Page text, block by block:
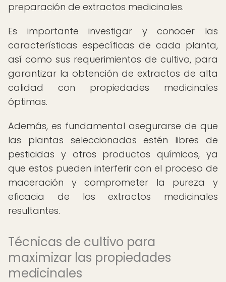
preparación de extractos medicinales.
Es importante investigar y conocer las
características específicas de cada planta,
así como sus requerimientos de cultivo, para
garantizar la obtención de extractos de alta
calidad con propiedades medicinales
óptimas.
Además, es fundamental asegurarse de que
las plantas seleccionadas estén libres de
pesticidas y otros productos químicos, ya
que estos pueden interferir con el proceso de
maceración y comprometer la pureza y
eficacia de los extractos medicinales
resultantes.
Técnicas de cultivo para
maximizar las propiedades
medicinales